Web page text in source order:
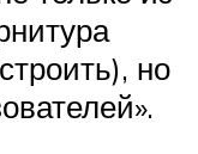
но